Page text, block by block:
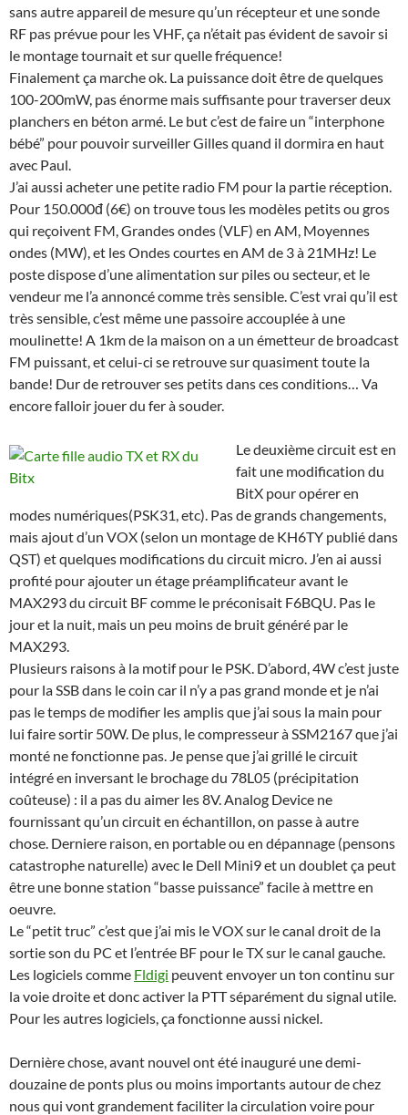
sans autre appareil de mesure qu’un récepteur et une sonde
RF pas prévue pour les VHF, ça n’était pas évident de savoir si
le montage tournait et sur quelle fréquence!
Finalement ça marche ok. La puissance doit être de quelques
100-200mW, pas énorme mais suffisante pour traverser deux
planchers en béton armé. Le but c’est de faire un “interphone
bébé” pour pouvoir surveiller Gilles quand il dormira en haut
avec Paul.
J’ai aussi acheter une petite radio FM pour la partie réception.
Pour 150.000đ (6€) on trouve tous les modèles petits ou gros
qui reçoivent FM, Grandes ondes (VLF) en AM, Moyennes
ondes (MW), et les Ondes courtes en AM de 3 à 21MHz! Le
poste dispose d’une alimentation sur piles ou secteur, et le
vendeur me l’a annoncé comme très sensible. C’est vrai qu’il est
très sensible, c’est même une passoire accouplée à une
moulinette! A 1km de la maison on a un émetteur de broadcast
FM puissant, et celui-ci se retrouve sur quasiment toute la
bande! Dur de retrouver ses petits dans ces conditions… Va
encore falloir jouer du fer à souder.
Le deuxième circuit est en
fait une modification du
BitX pour opérer en
modes numériques(PSK31, etc). Pas de grands changements,
mais ajout d’un VOX (selon un montage de KH6TY publié dans
QST) et quelques modifications du circuit micro. J’en ai aussi
profité pour ajouter un étage préamplificateur avant le
MAX293 du circuit BF comme le préconisait F6BQU. Pas le
jour et la nuit, mais un peu moins de bruit généré par le
MAX293.
Plusieurs raisons à la motif pour le PSK. D’abord, 4W c’est juste
pour la SSB dans le coin car il n’y a pas grand monde et je n’ai
pas le temps de modifier les amplis que j’ai sous la main pour
lui faire sortir 50W. De plus, le compresseur à SSM2167 que j’ai
monté ne fonctionne pas. Je pense que j’ai grillé le circuit
intégré en inversant le brochage du 78L05 (précipitation
coûteuse) : il a pas du aimer les 8V. Analog Device ne
fournissant qu’un circuit en échantillon, on passe à autre
chose. Derniere raison, en portable ou en dépannage (pensons
catastrophe naturelle) avec le Dell Mini9 et un doublet ça peut
être une bonne station “basse puissance” facile à mettre en
oeuvre.
Le “petit truc” c’est que j’ai mis le VOX sur le canal droit de la
sortie son du PC et l’entrée BF pour le TX sur le canal gauche.
Les logiciels comme Fldigi peuvent envoyer un ton continu sur
la voie droite et donc activer la PTT séparément du signal utile.
Pour les autres logiciels, ça fonctionne aussi nickel.
Dernière chose, avant nouvel ont été inauguré une demi-
douzaine de ponts plus ou moins importants autour de chez
nous qui vont grandement faciliter la circulation voire pour